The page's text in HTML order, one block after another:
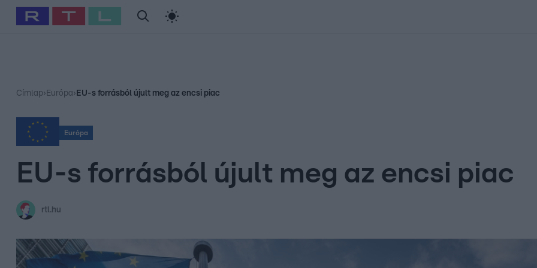
Babits Marcella Szellő István Most Wanted
Címlap› Európa› EU-s forrásból újult meg az encsi piac
Európa
EU-s forrásból újult meg az encsi piac
rtl.hu